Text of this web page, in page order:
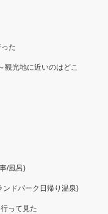
た
観光地に近いのはどこ
/風呂)
ンドパーク日帰り温泉)
って見た